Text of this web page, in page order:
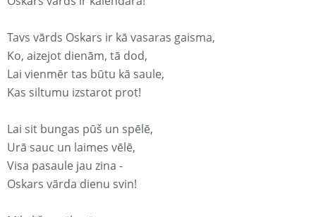
Tavs vārds Oskars ir kā vasaras gaisma,
Ko, aizejot dienām, tā dod,
Lai vienmēr tas būtu kā saule,
Kas siltumu izstarot prot!
Lai sit bungas pūš un spēlē,
Urā sauc un laimes vēlē,
Visa pasaule jau zina -
Oskars vārda dienu svin!